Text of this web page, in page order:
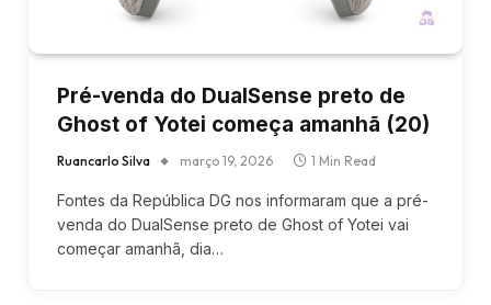
Pré-venda do DualSense preto de
Ghost of Yotei começa amanhã (20)
Ruancarlo Silva março 19, 2026 1 Min Read
Fontes da República DG nos informaram que a pré-
venda do DualSense preto de Ghost of Yotei vai
começar amanhã, dia…